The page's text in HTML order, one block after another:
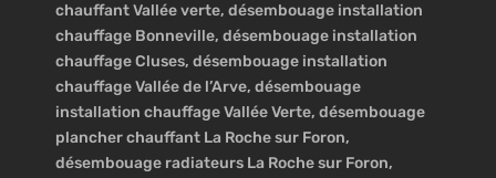
chauffant Vallée verte, désembouage installation
chauffage Bonneville, désembouage installation
chauffage Cluses, désembouage installation
chauffage Vallée de l’Arve, désembouage
installation chauffage Vallée Verte, désembouage
plancher chauffant La Roche sur Foron,
désembouage radiateurs La Roche sur Foron,